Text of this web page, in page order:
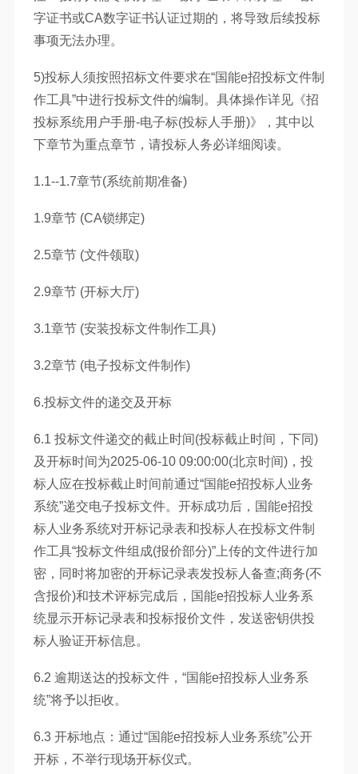
字证书或CA数字证书认证过期的，将导致后续投标
事项无法办理。
5)投标人须按照招标文件要求在“国能e招投标文件制
作工具”中进行投标文件的编制。具体操作详见《招
投标系统用户手册-电子标(投标人手册)》，其中以
下章节为重点章节，请投标人务必详细阅读。
1.1--1.7章节(系统前期准备)
1.9章节 (CA锁绑定)
2.5章节 (文件领取)
2.9章节 (开标大厅)
3.1章节 (安装投标文件制作工具)
3.2章节 (电子投标文件制作)
6.投标文件的递交及开标
6.1 投标文件递交的截止时间(投标截止时间，下同)
及开标时间为2025-06-10 09:00:00(北京时间)，投
标人应在投标截止时间前通过“国能e招投标人业务
系统”递交电子投标文件。开标成功后，国能e招投
标人业务系统对开标记录表和投标人在投标文件制
作工具“投标文件组成(报价部分)”上传的文件进行加
密，同时将加密的开标记录表发投标人备查;商务(不
含报价)和技术评标完成后，国能e招投标人业务系
统显示开标记录表和投标报价文件，发送密钥供投
标人验证开标信息。
6.2 逾期送达的投标文件，“国能e招投标人业务系
统”将予以拒收。
6.3 开标地点：通过“国能e招投标人业务系统”公开
开标，不举行现场开标仪式。